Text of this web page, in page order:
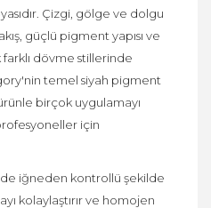
Çizgi, gölge ve dolgu
güçlü pigment yapısı ve
dövme stillerinde
temel siyah pigment
birçok uygulamayı
için
iğneden kontrollü şekilde
kolaylaştırır ve homojen